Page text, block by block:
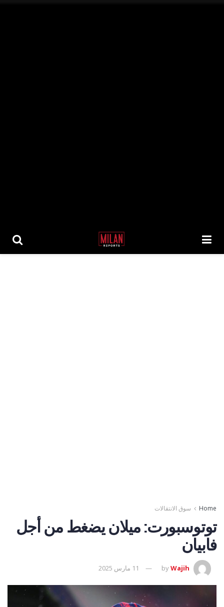
Home سوق الانتقالات
توتوسبورت: ميلان يضغط من أجل
فابيان
byWajih 11 مارس 2025